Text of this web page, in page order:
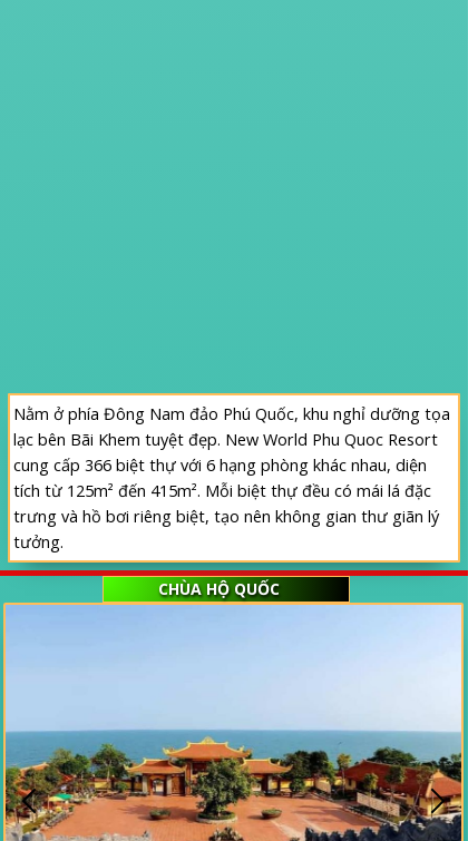
Nằm ở phía Đông Nam đảo Phú Quốc, khu nghỉ dưỡng tọa
lạc bên Bãi Khem tuyệt đẹp. New World Phu Quoc Resort
cung cấp 366 biệt thự với 6 hạng phòng khác nhau, diện
tích từ 125m² đến 415m². Mỗi biệt thự đều có mái lá đặc
trưng và hồ bơi riêng biệt, tạo nên không gian thư giãn lý
tưởng.
CHÙA HỘ QUỐC